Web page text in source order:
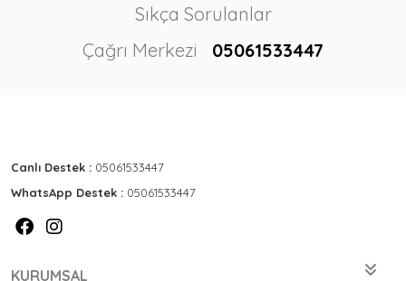
Sıkça Sorulanlar
Çağrı Merkezi
05061533447
Canlı Destek : 05061533447
WhatsApp Destek : 05061533447
KURUMSAL